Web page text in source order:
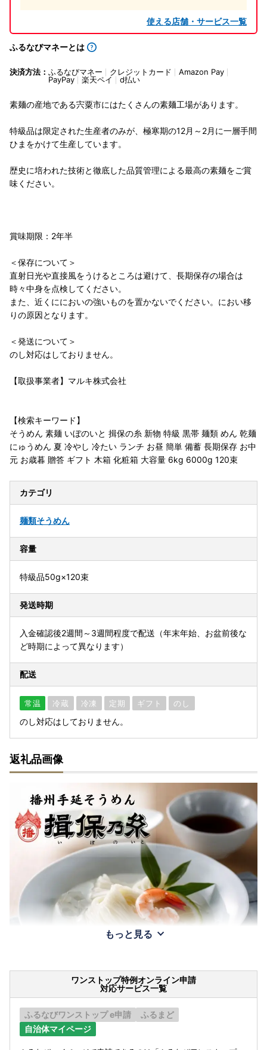
使える店舗・サービス一覧
ふるなびマネーとは
決済方法： ふるなびマネー クレジットカード
Amazon Pay
PayPay
楽天ペイ d払い
素麺の産地である宍粟市にはたくさんの素麺工場があります。
特級品は限定された生産者のみが、極寒期の12月～2月に一層手間
ひまをかけて生産しています。
歴史に培われた技術と徹底した品質管理による最高の素麺をご賞
味ください。
賞味期限：2年半
＜保存について＞
直射日光や直接風をうけるところは避けて、長期保存の場合は
時々中身を点検してください。
また、近くににおいの強いものを置かないでください。におい移
りの原因となります。
＜発送について＞
のし対応はしておりません。
【取扱事業者】マルキ株式会社
【検索キーワード】
そうめん 素麺 いぼのいと 揖保の糸 新物 特級 黒帯 麺類 めん 乾麺
にゅうめん 夏 冷やし 冷たい ランチ お昼 簡単 備蓄 長期保存 お中
元 お歳暮 贈答 ギフト 木箱 化粧箱 大容量 6kg 6000g 120束
カテゴリ
麺類そうめん
容量
特級品50g×120束
発送時期
入金確認後2週間～3週間程度で配送（年末年始、お盆前後な
ど時期によって異なります）
配送
常温 冷蔵 冷凍 定期 ギフト のし
のし対応はしておりません。
返礼品画像
もっと見る
ワンストップ特例オンライン申請
対応サービス一覧
ふるなびワンストップ e申請
ふるまど
自治体マイページ